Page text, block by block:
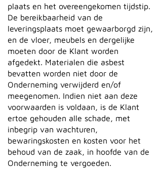
plaats en het overeengekomen tijdstip.
De bereikbaarheid van de
leveringsplaats moet gewaarborgd zijn,
en de vloer, meubels en dergelijke
moeten door de Klant worden
afgedekt. Materialen die asbest
bevatten worden niet door de
Onderneming verwijderd en/of
meegenomen. Indien niet aan deze
voorwaarden is voldaan, is de Klant
ertoe gehouden alle schade, met
inbegrip van wachturen,
bewaringskosten en kosten voor het
behoud van de zaak, in hoofde van de
Onderneming te vergoeden.